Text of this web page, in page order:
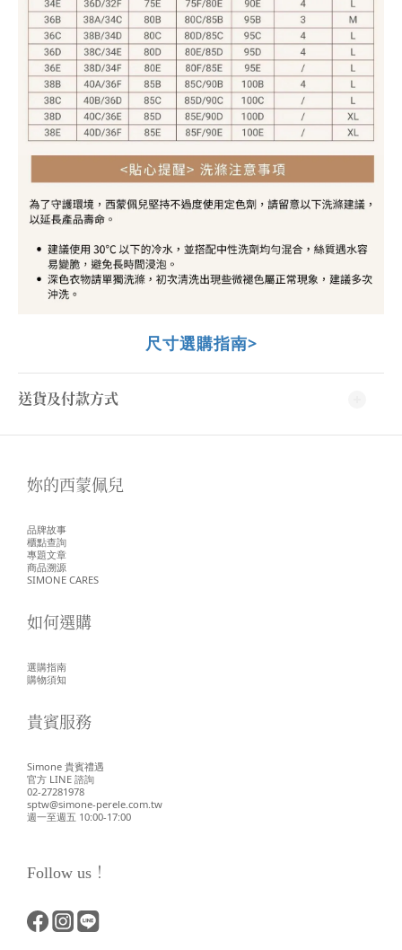
尺寸選購指南>
送貨及付款方式
妳的西蒙佩兒
品牌故事
櫃點查詢
專題文章
商品溯源
SIMONE CARES
如何選購
選購指南
購物須知
貴賓服務
Simone 貴賓禮遇
官方 LINE 諮詢
02-27281978
sptw@simone-perele.com.tw
週一至週五 10:00-17:00
Follow us！